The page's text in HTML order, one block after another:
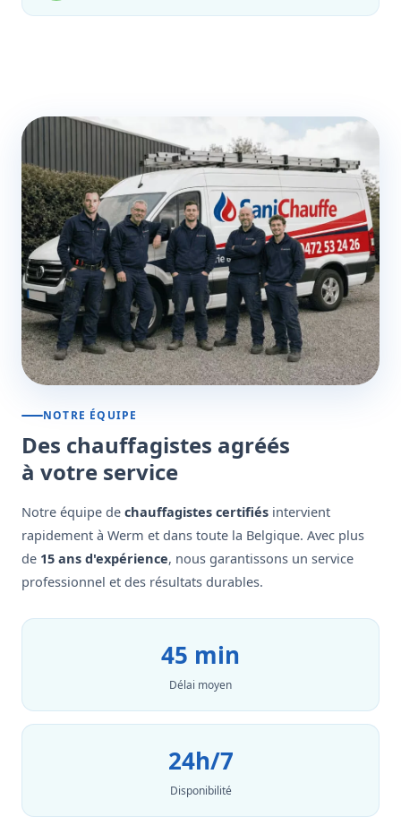
NOTRE ÉQUIPE
Des chauffagistes agréés
à votre service
Notre équipe de chauffagistes certifiés intervient
rapidement à Werm et dans toute la Belgique. Avec plus
de 15 ans d'expérience, nous garantissons un service
professionnel et des résultats durables.
45 min
Délai moyen
24h/7
Disponibilité